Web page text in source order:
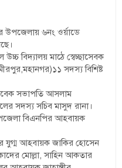
উপজেলায় ৬নং ওর্য়াডে
বিদ্যালয় মাঠে স্বেচ্ছাসেবক
১১ সদস্য বিশিষ্ট
সভাপতি আসলাম
সদস্য সচিব মাসুদ রানা।
বিএনপির আহবায়ক
যুগ্ম আহবায়ক জাকির হোসেন
মোল্লা, সাহিন আকতার